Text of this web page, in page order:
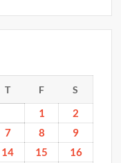
T F S
1
2
7 8
9
14 15
16